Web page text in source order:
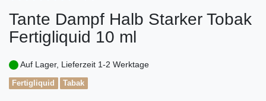
Tante Dampf Halb Starker Tobak
Fertigliquid 10 ml
Auf Lager, Lieferzeit 1-2 Werktage
Fertigliquid Tabak